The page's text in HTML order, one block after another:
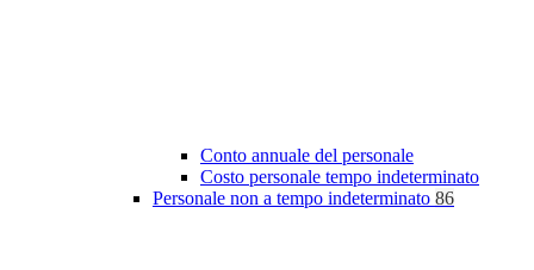
Conto annuale del personale
Costo personale tempo indeterminato
Personale non a tempo indeterminato 86